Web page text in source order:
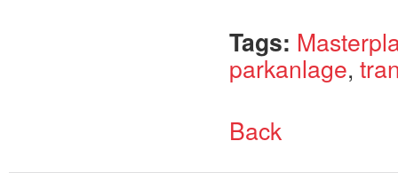
Tags:
parkanlage,
Back